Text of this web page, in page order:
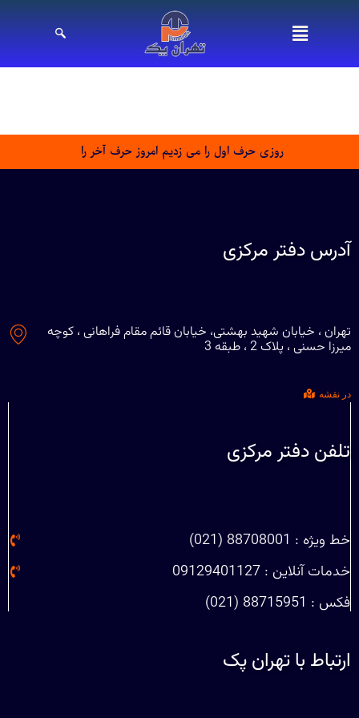
روزی حرف اول را می زدیم امروز حرف آخر را
آدرس دفتر مرکزی
تهران ، خیابان شهید بهشتی، خیابان قائم مقام فراهانی ، کوچه
میرزا حسنی ، پلاک 2 ، طبقه 3
در نقشه
تلفن دفتر مرکزی
خط ویژه : 88708001 (021)
خدمات آنلاین : 09129401127
فکس : 88715951 (021)
ارتباط با تهران پک